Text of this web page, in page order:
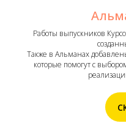
Работы выпускников
Также в Альманах
которые помогут с